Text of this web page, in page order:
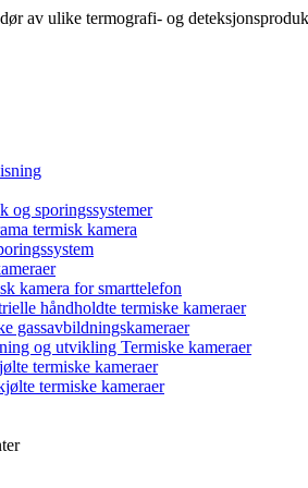
av ulike termografi- og
og sporingssystemer
termisk kamera
kamera for smarttelefon
håndholdte termiske kameraer
gassavbildningskameraer
og utvikling Termiske kameraer
termiske kameraer
termiske kameraer